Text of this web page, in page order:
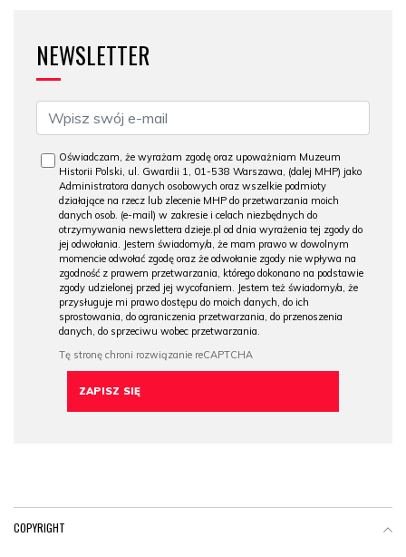
NEWSLETTER
Oświadczam, że wyrażam zgodę oraz upoważniam Muzeum
Historii Polski, ul. Gwardii 1, 01-538 Warszawa, (dalej MHP) jako
Administratora danych osobowych oraz wszelkie podmioty
działające na rzecz lub zlecenie MHP do przetwarzania moich
danych osob. (e-mail) w zakresie i celach niezbędnych do
otrzymywania newslettera dzieje.pl od dnia wyrażenia tej zgody do
jej odwołania. Jestem świadomy/a, że mam prawo w dowolnym
momencie odwołać zgodę oraz że odwołanie zgody nie wpływa na
zgodność z prawem przetwarzania, którego dokonano na podstawie
zgody udzielonej przed jej wycofaniem. Jestem też świadomy/a, że
przysługuje mi prawo dostępu do moich danych, do ich
sprostowania, do ograniczenia przetwarzania, do przenoszenia
danych, do sprzeciwu wobec przetwarzania.
COPYRIGHT